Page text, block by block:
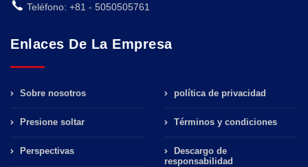
Teléfono: +81 - 5050505761
Enlaces De La Empresa
Sobre nosotros
Presione soltar
Perspectivas
política de privacidad
Términos y condiciones
Descargo de
responsabilidad